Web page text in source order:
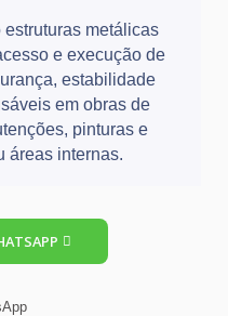
metálicas
e execução de
estabilidade
em obras de
pinturas e
áreas internas.